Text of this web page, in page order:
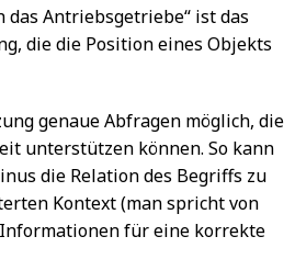
das Antriebsgetriebe“ ist das
die die Position eines Objekts
genaue Abfragen möglich, die
unterstützen können. So kann
die Relation des Begriffs zu
Kontext (man spricht von
Informationen für eine korrekte